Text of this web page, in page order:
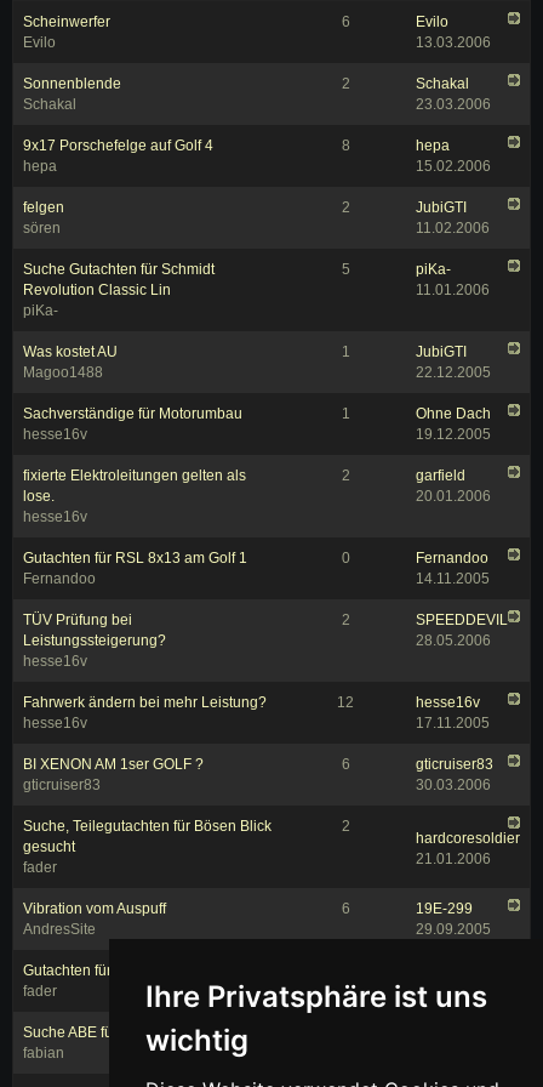
Ihre Privatsphäre ist uns
wichtig
Scheinwerfer
Evilo
6
Evilo
13.03.2006
Sonnenblende
Schakal
2
Schakal
23.03.2006
9x17 Porschefelge auf Golf 4
hepa
8
hepa
15.02.2006
felgen
sören
2
JubiGTI
11.02.2006
Suche Gutachten für Schmidt
Revolution Classic Lin
piKa-
5
piKa-
11.01.2006
Was kostet AU
Magoo1488
1
JubiGTI
22.12.2005
Sachverständige für Motorumbau
hesse16v
1
Ohne Dach
19.12.2005
fixierte Elektroleitungen gelten als
lose.
hesse16v
2
garfield
20.01.2006
Gutachten für RSL 8x13 am Golf 1
Fernandoo
0
Fernandoo
14.11.2005
TÜV Prüfung bei
Leistungssteigerung?
hesse16v
2
SPEEDDEVIL
28.05.2006
Fahrwerk ändern bei mehr Leistung?
hesse16v
12
hesse16v
17.11.2005
BI XENON AM 1ser GOLF ?
gticruiser83
6
gticruiser83
30.03.2006
Suche, Teilegutachten für Bösen Blick
gesucht
fader
2
hardcoresoldier
21.01.2006
Vibration vom Auspuff
AndresSite
6
19E-299
29.09.2005
Gutachten für Domstrebe
fader
01.04.2006
Suche ABE für Flügeltürn
fabian